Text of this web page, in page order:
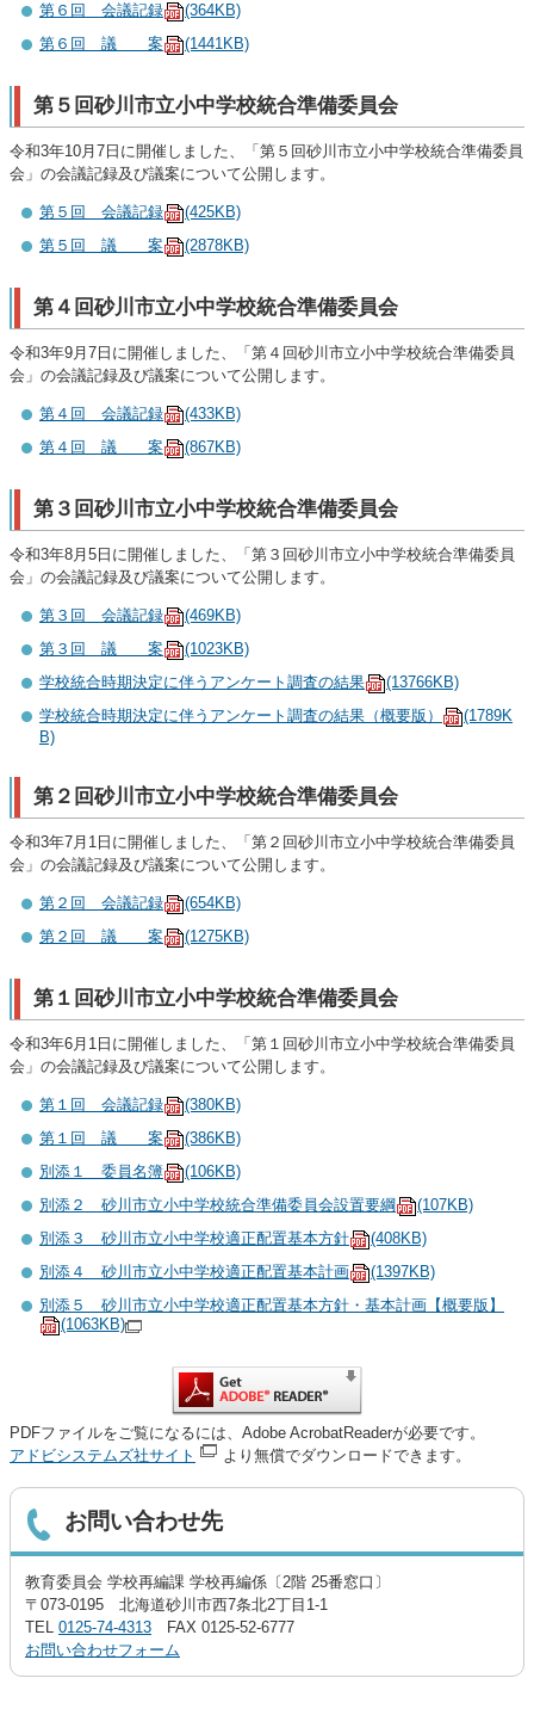
第６回 会議記録
(364KB)
第６回 議 案
(1441KB)
第５回砂川市立小中学校統合準備委員会
令和3年10月7日に開催しました、「第５回砂川市立小中学校統合準備委員
会」の会議記録及び議案について公開します。
第５回 会議記録
(425KB)
第５回 議 案
(2878KB)
第４回砂川市立小中学校統合準備委員会
令和3年9月7日に開催しました、「第４回砂川市立小中学校統合準備委員
会」の会議記録及び議案について公開します。
第４回 会議記録
(433KB)
第４回 議 案
(867KB)
第３回砂川市立小中学校統合準備委員会
令和3年8月5日に開催しました、「第３回砂川市立小中学校統合準備委員
会」の会議記録及び議案について公開します。
第３回 会議記録
(469KB)
第３回 議 案
(1023KB)
学校統合時期決定に伴うアンケート調査の結果
(13766KB)
学校統合時期決定に伴うアンケート調査の結果（概要版）
(1789K
B)
第２回砂川市立小中学校統合準備委員会
令和3年7月1日に開催しました、「第２回砂川市立小中学校統合準備委員
会」の会議記録及び議案について公開します。
第２回 会議記録
(654KB)
第２回 議 案
(1275KB)
第１回砂川市立小中学校統合準備委員会
令和3年6月1日に開催しました、「第１回砂川市立小中学校統合準備委員
会」の会議記録及び議案について公開します。
第１回 会議記録
(380KB)
第１回 議 案
(386KB)
別添１ 委員名簿
(106KB)
別添２ 砂川市立小中学校統合準備委員会設置要綱
(107KB)
別添３ 砂川市立小中学校適正配置基本方針
(408KB)
別添４ 砂川市立小中学校適正配置基本計画
(1397KB)
別添５ 砂川市立小中学校適正配置基本方針・基本計画【概要版】
(1063KB)
PDFファイルをご覧になるには、Adobe AcrobatReaderが必要です。
アドビシステムズ社サイト
より無償でダウンロードできます。
お問い合わせ先
教育委員会 学校再編課 学校再編係〔2階 25番窓口〕
〒073-0195 北海道砂川市西7条北2丁目1-1
TEL 0125-74-4313 FAX 0125-52-6777
お問い合わせフォーム